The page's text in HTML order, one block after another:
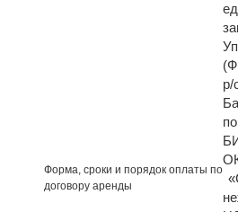
Форма, сроки и порядок оплаты по
договору аренды
р/